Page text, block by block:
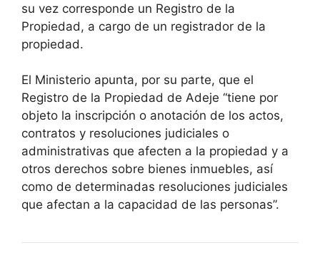
su vez corresponde un Registro de la
Propiedad, a cargo de un registrador de la
propiedad.
El Ministerio apunta, por su parte, que el
Registro de la Propiedad de Adeje “tiene por
objeto la inscripción o anotación de los actos,
contratos y resoluciones judiciales o
administrativas que afecten a la propiedad y a
otros derechos sobre bienes inmuebles, así
como de determinadas resoluciones judiciales
que afectan a la capacidad de las personas”.